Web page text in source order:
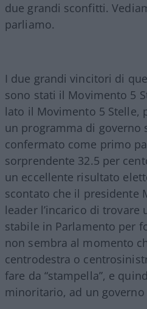
due grandi sconfitti.
parliamo.
I due grandi vincitori di
sono stati il Movimento 5
lato il Movimento 5 Stelle,
un programma di governo
confermato come primo
sorprendente 32.5 per
un eccellente risultato
scontato che il presidente
leader l’incarico di trovare
stabile in Parlamento per
non sembra al momento
centrodestra o
fare da “stampella”, e
minoritario, ad un